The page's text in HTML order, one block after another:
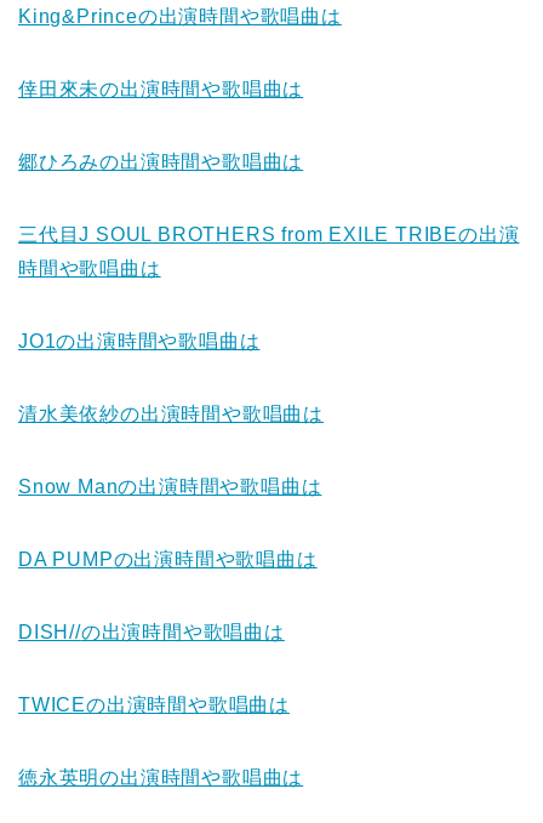
King&Princeの出演時間や歌唱曲は
倖田來未の出演時間や歌唱曲は
郷ひろみの出演時間や歌唱曲は
三代目J SOUL BROTHERS from EXILE TRIBEの出演
時間や歌唱曲は
JO1の出演時間や歌唱曲は
清水美依紗の出演時間や歌唱曲は
Snow Manの出演時間や歌唱曲は
DA PUMPの出演時間や歌唱曲は
DISH//の出演時間や歌唱曲は
TWICEの出演時間や歌唱曲は
徳永英明の出演時間や歌唱曲は